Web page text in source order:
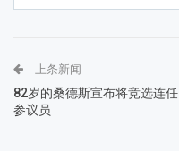
上条新闻
82岁的桑德斯宣布将竞选连任
参议员